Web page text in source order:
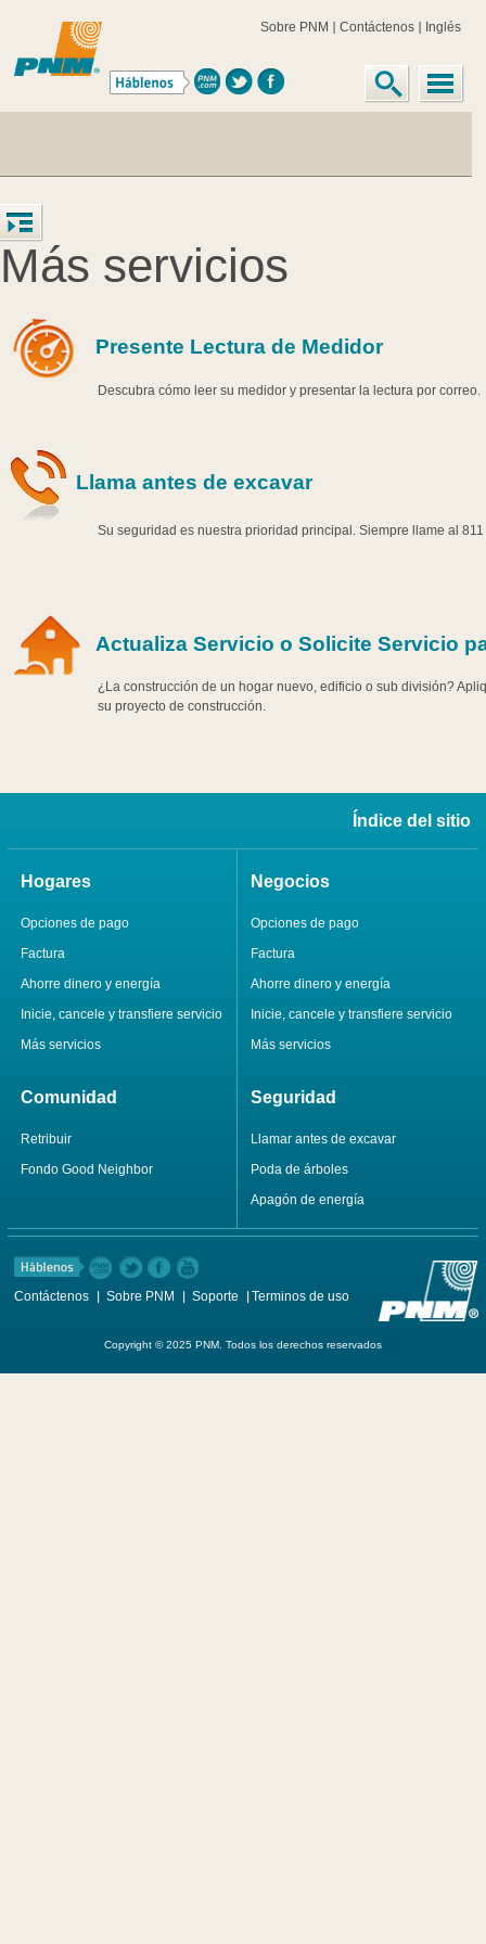
Sobre PNM Contáctenos Inglés
Más servicios
Presente Lectura de Medidor
Descubra cómo leer su medidor y presentar la lectura por correo.
Llama antes de excavar
Su seguridad es nuestra prioridad principal. Siempre llame al
Actualiza Servicio o Solicite Servicio
¿La construcción de un hogar nuevo, edificio o sub división?
su proyecto de construcción.
Índice del sitio
Hogares
Opciones de pago
Factura
Ahorre dinero y energía
Inicie, cancele y transfiere servicio
Más servicios
Negocios
Opciones de pago
Factura
Ahorre dinero y energía
Inicie, cancele y transfiere servicio
Más servicios
Comunidad
Retribuir
Fondo Good Neighbor
Seguridad
Llamar antes de excavar
Poda de árboles
Apagón de energía
Contáctenos Sobre PNM Soporte Terminos de uso
Copyright © 2025 PNM. Todos los derechos reservados